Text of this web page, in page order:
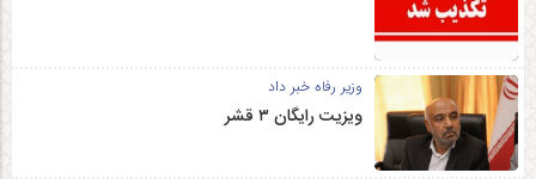
وزیر رفاه خبر داد
ویزیت رایگان ۳ قشر